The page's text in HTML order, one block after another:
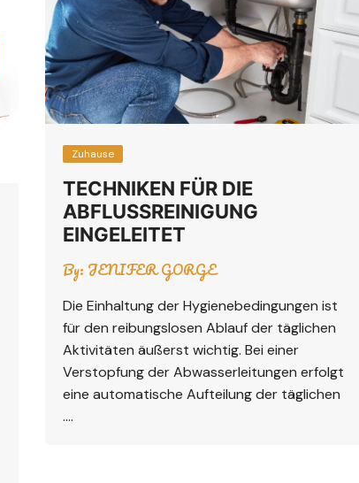
Zuhause
TECHNIKEN FÜR DIE
ABFLUSSREINIGUNG
EINGELEITET
By: JENIFER GORGE
Die Einhaltung der Hygienebedingungen ist
für den reibungslosen Ablauf der täglichen
Aktivitäten äußerst wichtig. Bei einer
Verstopfung der Abwasserleitungen erfolgt
eine automatische Aufteilung der täglichen
….